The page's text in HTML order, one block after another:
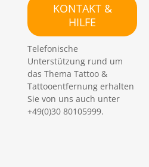
KONTAKT &
HILFE
Telefonische
Unterstützung rund um
das Thema Tattoo &
Tattooentfernung erhalten
Sie von uns auch unter
+49(0)30 80105999.